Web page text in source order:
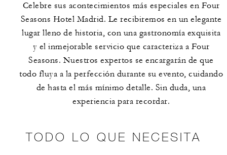
Celebre sus acontecimientos más especiales en Four
Seasons Hotel Madrid. Le recibiremos en un elegante
lugar lleno de historia, con una gastronomía exquisita
y el inmejorable servicio que caracteriza a Four
Seasons. Nuestros expertos se encargarán de que
todo fluya a la perfección durante su evento, cuidando
de hasta el más mínimo detalle. Sin duda, una
experiencia para recordar.
TODO LO QUE NECESITA